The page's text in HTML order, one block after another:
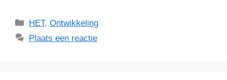
Categorieën
HET,Ontwikkeling
Plaats een reactie